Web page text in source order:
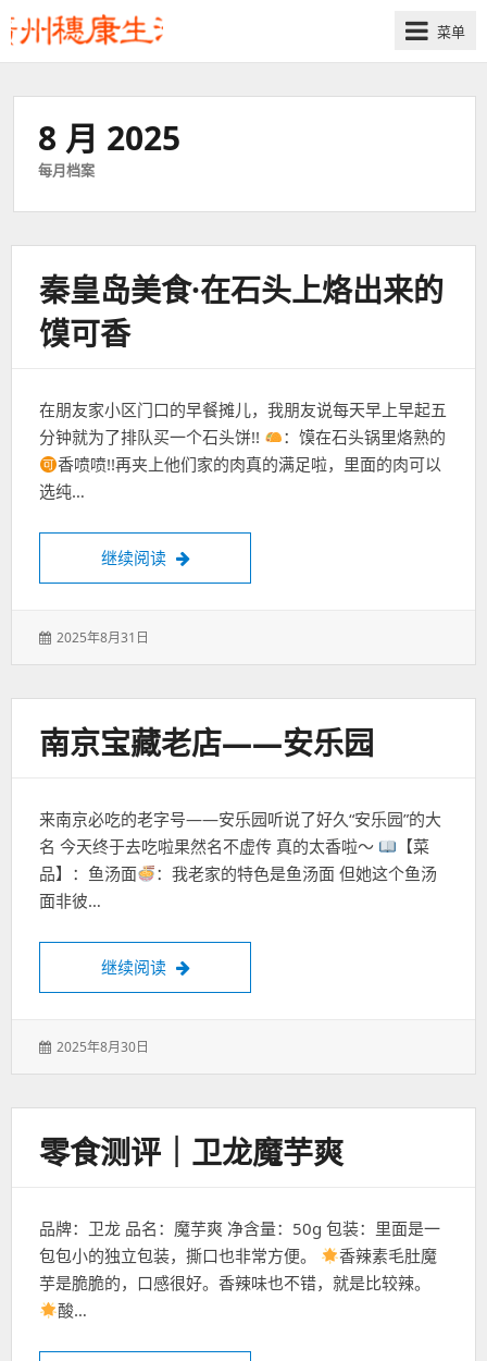
菜单
8 月 2025
每月档案
秦皇岛美食·在石头上烙出来的
馍可香
在朋友家小区门口的早餐摊儿，我朋友说每天早上早起五
分钟就为了排队买一个石头饼!!
：馍在石头锅里烙熟的
香喷喷!!再夹上他们家的肉真的满足啦，里面的肉可以
选纯…
继续阅读 秦皇岛美食·在石头上烙出来的馍可香
发
2025年8月31日
南京宝藏老店——安乐园
来南京必吃的老字号——安乐园听说了好久“安乐园”的大
名 今天终于去吃啦果然名不虚传 真的太香啦～
【菜
品】：鱼汤面
：我老家的特色是鱼汤面 但她这个鱼汤
面非彼…
继续阅读 南京宝藏老店——安乐园
发
2025年8月30日
零食测评｜卫龙魔芋爽
品牌：卫龙 品名：魔芋爽 净含量：50g 包装：里面是一
包包小的独立包装，撕口也非常方便。
香辣素毛肚魔
芋是脆脆的，口感很好。香辣味也不错，就是比较辣。
酸…